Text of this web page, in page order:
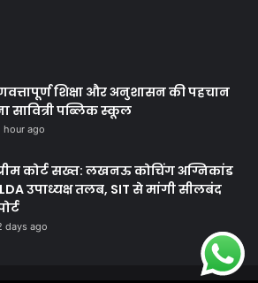
शिक्षा और अनुशासन की पहचान
सावित्री पब्लिक स्कूल
hour ago
कोर्ट सख्त: लखनऊ कोचिंग अग्निकांड
उपाध्यक्ष तलब, SIT से मांगी सीलबंद
days ago